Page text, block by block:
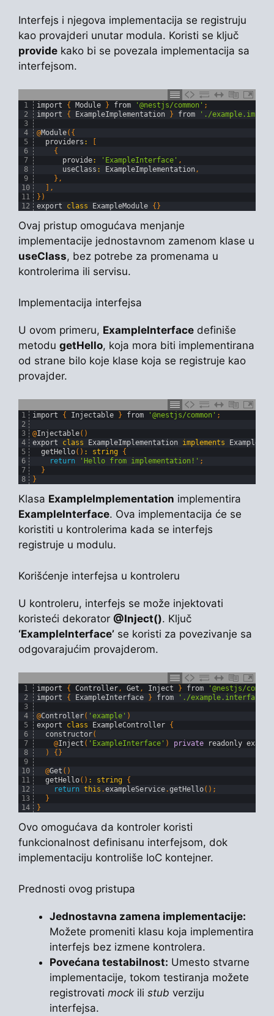
Interfejs i njegova implementacija se registruju
kao provajderi unutar modula. Koristi se ključ
provide kako bi se povezala implementacija sa
interfejsom.
1
2
3
4
5
6
7
8
9
10
11
12
import { Module } from '@nestjs/common' ;
import
{ ExampleImplementation } from './
@Module( {
providers :
{
provide: 'ExampleInterface' ,
useClass : ExampleImplementation,
} ,
,
} )
export
class ExampleModule { }
Ovaj pristup omogućava menjanje
implementacije jednostavnom zamenom klase u
useClass, bez potrebe za promenama u
kontrolerima ili servisu.
Implementacija interfejsa
U ovom primeru, ExampleInterface definiše
metodu getHello, koja mora biti implementirana
od strane bilo koje klase koja se registruje kao
provajder.
1
2
3
4
5
6
7
8
import { Injectable } from '@nestjs/common' ;
@Injectable( )
export
class ExampleImplementation implements
getHello( ) : string {
return
'Hello from implementation!' ;
}
}
Klasa ExampleImplementation implementira
ExampleInterface. Ova implementacija će se
koristiti u kontrolerima kada se interfejs
registruje u modulu.
Korišćenje interfejsa u kontroleru
U kontroleru, interfejs se može injektovati
koristeći dekorator @Inject(). Ključ
‘ExampleInterface’ se koristi za povezivanje sa
odgovarajućim provajderom.
1
2
3
4
5
6
7
8
9
10
11
12
13
14
import { Controller, Get , Inject } from
'@nestjs/
import
{ ExampleInterface } from './example.interface'
@Controller( 'example' )
export
class ExampleController {
constructor(
@Inject ( 'ExampleInterface' ) private readonly
)
{ }
@Get ( )
getHello( ) : string {
return this .exampleService.getHello( ) ;
}
}
Ovo omogućava da kontroler koristi
funkcionalnost definisanu interfejsom, dok
implementaciju kontroliše IoC kontejner.
Prednosti ovog pristupa
Jednostavna zamena implementacije:
Možete promeniti klasu koja implementira
interfejs bez izmene kontrolera.
Povećana testabilnost: Umesto stvarne
implementacije, tokom testiranja možete
registrovati mock ili stub verziju
interfejsa.